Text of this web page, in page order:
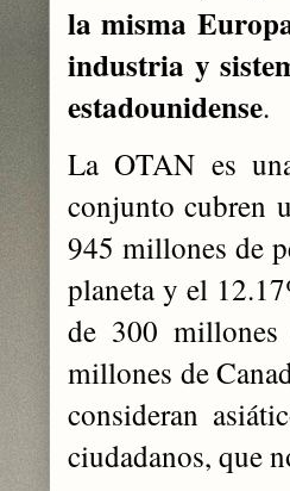
la misma
industria y
estadounidense.
La OTAN es
conjunto cubren
945 millones de
planeta y el
de 300
millones de
consideran
ciudadanos, que